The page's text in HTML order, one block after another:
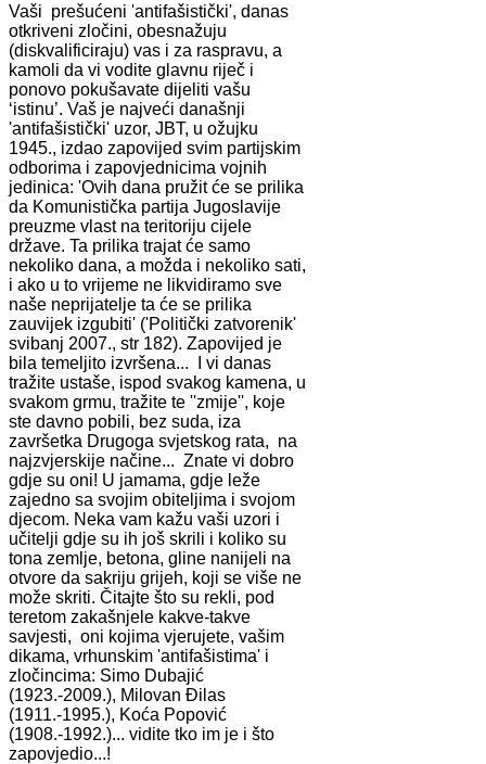
Vaši prešućeni 'antifašistički', danas
otkriveni zločini, obesnažuju
(diskvalificiraju) vas i za raspravu, a
kamoli da vi vodite glavnu riječ i
ponovo pokušavate dijeliti vašu
‘istinu’. Vaš je najveći današnji
'antifašistički' uzor, JBT, u ožujku
1945., izdao zapovijed svim partijskim
odborima i zapovjednicima vojnih
jedinica: 'Ovih dana pružit će se prilika
da Komunistička partija Jugoslavije
preuzme vlast na teritoriju cijele
države. Ta prilika trajat će samo
nekoliko dana, a možda i nekoliko sati,
i ako u to vrijeme ne likvidiramo sve
naše neprijatelje ta će se prilika
zauvijek izgubiti' ('Politički zatvorenik'
svibanj 2007., str 182). Zapovijed je
bila temeljito izvršena... I vi danas
tražite ustaše, ispod svakog kamena, u
svakom grmu, tražite te ''zmije'', koje
ste davno pobili, bez suda, iza
završetka Drugoga svjetskog rata, na
najzvjerskije načine... Znate vi dobro
gdje su oni! U jamama, gdje leže
zajedno sa svojim obiteljima i svojom
djecom. Neka vam kažu vaši uzori i
učitelji gdje su ih još skrili i koliko su
tona zemlje, betona, gline nanijeli na
otvore da sakriju grijeh, koji se više ne
može skriti. Čitajte što su rekli, pod
teretom zakašnjele kakve-takve
savjesti, oni kojima vjerujete, vašim
dikama, vrhunskim 'antifašistima' i
zločincima: Simo Dubajić
(1923.-2009.), Milovan Đilas
(1911.-1995.), Koća Popović
(1908.-1992.)... vidite tko im je i što
zapovjedio...!